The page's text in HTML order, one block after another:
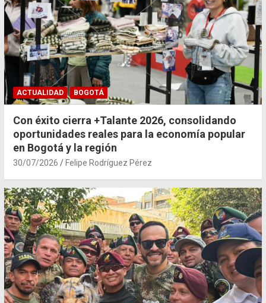
ACTUALIDAD BOGOTÁ
Con éxito cierra +Talante 2026, consolidando
oportunidades reales para la economía popular
en Bogotá y la región
30/07/2026 Felipe Rodríguez Pérez